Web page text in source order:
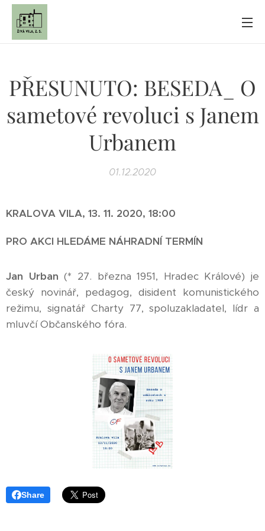
PŘESUNUTO: BESEDA_ O
sametové revoluci s Janem
Urbanem
01.12.2020
KRALOVA VILA, 13. 11. 2020, 18:00
PRO AKCI HLEDÁME NÁHRADNÍ TERMÍN
Jan Urban (* 27. března 1951, Hradec Králové) je
český novinář, pedagog, disident komunistického
režimu, signatář Charty 77, spoluzakladatel, lídr a
mluvčí Občanského fóra.
Share